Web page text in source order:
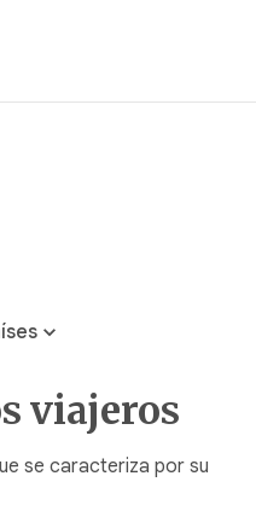
viajeros
se caracteriza por su